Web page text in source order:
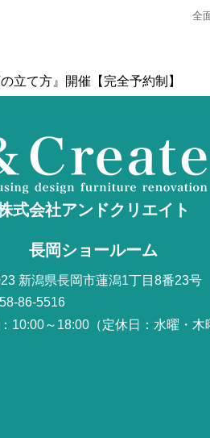
全
立て方』開催【完全予約制】
式会社アンドクリエイト
長岡ショールーム
新潟県長岡市蓮潟1丁目8番23号
86-5516
10:00～18:00（定休日：水曜・木